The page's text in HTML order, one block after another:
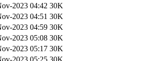
2023 04:42 30K
2023 04:51 30K
2023 04:59 30K
2023 05:08 30K
2023 05:17 30K